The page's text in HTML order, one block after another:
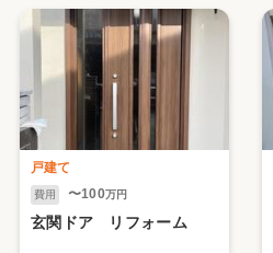
戸建て
費用 〜100万円
玄関ドア リフォーム